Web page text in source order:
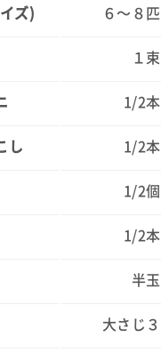
ズ) ６～８匹
１束
1/2本
し 1/2本
1/2個
1/2本
半玉
大さじ３